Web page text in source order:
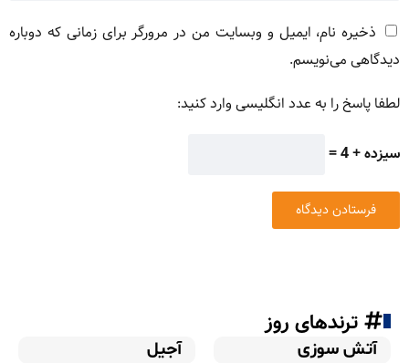
ذخیره نام، ایمیل و وبسایت من در مرورگر برای زمانی که دوباره
دیدگاهی می‌نویسم.
لطفا پاسخ را به عدد انگلیسی وارد کنید:
سیزده + 4 =
ترندهای روز
آتش سوزی
آجیل